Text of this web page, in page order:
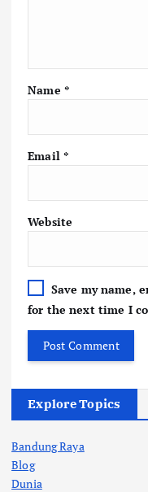
Name *
Email *
Website
Save my name,
for the next time I
Explore Topics
Bandung Raya
Blog
Dunia